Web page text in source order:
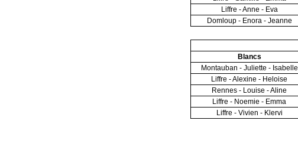
Liffre - Anne - Eva
Domloup - Enora - Jeanne
Blancs
Montauban - Juliette - Isabelle
Liffre - Alexine - Heloise
Rennes - Louise - Aline
Liffre - Noemie - Emma
Liffre - Vivien - Klervi